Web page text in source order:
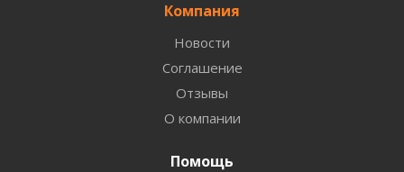
Компания
Новости
Соглашение
Отзывы
О компании
Помощь